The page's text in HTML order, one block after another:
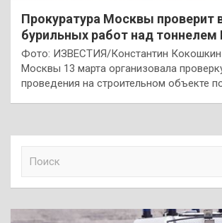
Прокуратура Москвы проверит
бурильных работ над тоннелем
Фото: ИЗВЕСТИЯ/Константин Кокошкин
Москвы 13 марта организовала
проведения на строительном объекте
к